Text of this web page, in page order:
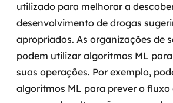
utilizado para melhorar a
desenvolvimento de drogas
apropriados. As organizações de
podem utilizar algoritmos ML
suas operações. Por exemplo,
algoritmos ML para prever o fluxo